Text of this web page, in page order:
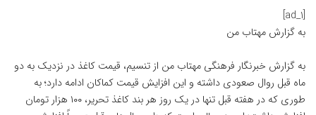
[ad_1]
به گزارش مهتاب من
به گزارش خبرنگار فرهنگی مهتاب من از تنسیم، قیمت کاغذ در نزدیک به دو
ماه قبل روال صعودی داشته و این افزایش قیمت کماکان ادامه دارد؛ به
طوری که در هفته قبل تنها در یک روز هر بند کاغذ تحریر، ۱۰۰ هزار تومان